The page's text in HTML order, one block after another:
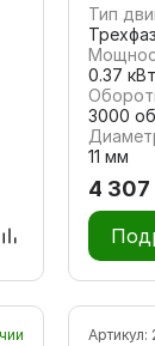
Тип
0.37 кВт
3000
11 мм
4 307
Артикул: